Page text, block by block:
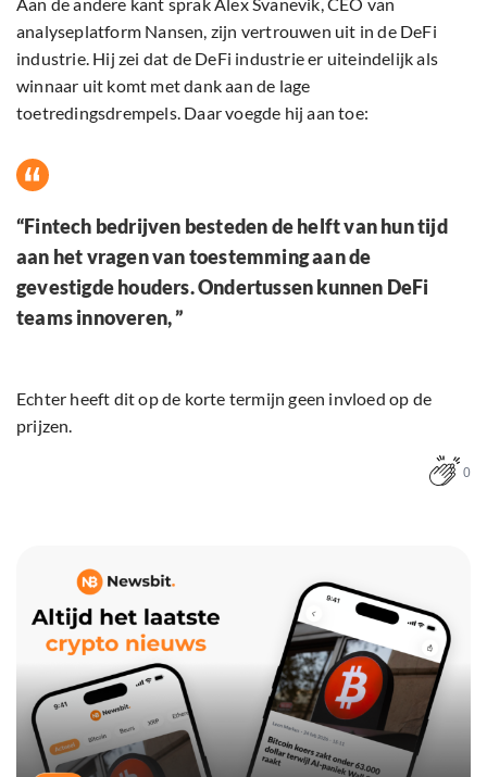
Aan de andere kant sprak Alex Svanevik, CEO van
analyseplatform Nansen, zijn vertrouwen uit in de DeFi
industrie. Hij zei dat de DeFi industrie er uiteindelijk als
winnaar uit komt met dank aan de lage
toetredingsdrempels. Daar voegde hij aan toe:
“Fintech bedrijven besteden de helft van hun tijd
aan het vragen van toestemming aan de
gevestigde houders. Ondertussen kunnen DeFi
teams innoveren, ”
Echter heeft dit op de korte termijn geen invloed op de
prijzen.
0